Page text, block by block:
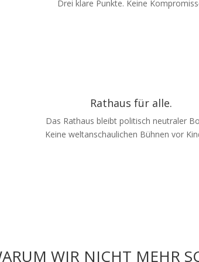
Drei klare Punkte. Keine
Rathaus für alle.
Das Rathaus bleibt politisch neutraler
Keine weltanschaulichen Bühnen vor
WIR NICHT MEHR